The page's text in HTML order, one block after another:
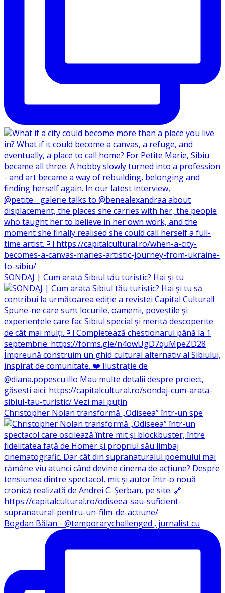
SONDAJ | Cum arată Sibiul tău turistic? Hai și tu
Christopher Nolan transformă „Odiseea” într-un spe
Bogdan Bălan - @temporarychallenged , jurnalist cu